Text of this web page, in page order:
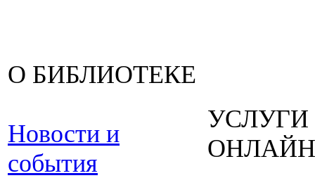
О БИБЛИОТЕКЕ
Новости и
события
УСЛУГИ
ОНЛАЙН